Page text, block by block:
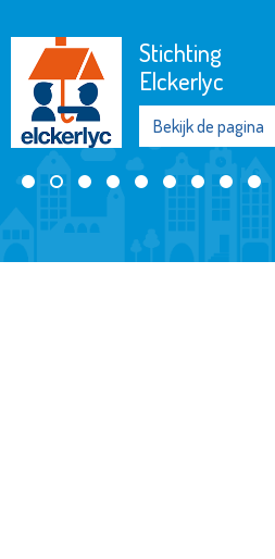
KLiK Vrijwilligers
Maassluis
Bekijk de pagina